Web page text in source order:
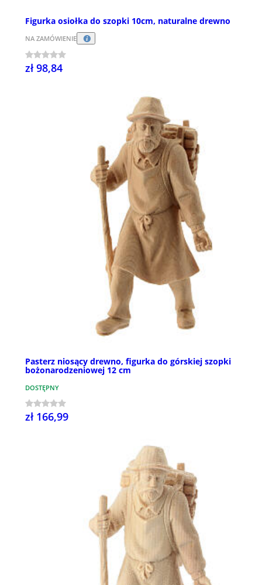
Figurka osiołka do szopki 10cm, naturalne drewno
NA ZAMÓWIENIE
zł 98,84
Pasterz niosący drewno, figurka do górskiej szopki
bożonarodzeniowej 12 cm
DOSTĘPNY
zł 166,99